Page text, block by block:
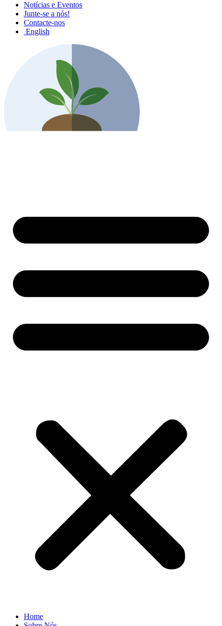
Notícias e Eventos
Junte-se a nós!
Contacte-nos
English
Home